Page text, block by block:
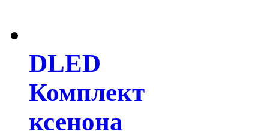
DLED
Комплект
ксенона